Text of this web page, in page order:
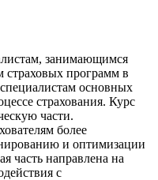
занимающимся
программ в
основных
страхования. Курс
части.
более
и оптимизации
часть направлена на
с